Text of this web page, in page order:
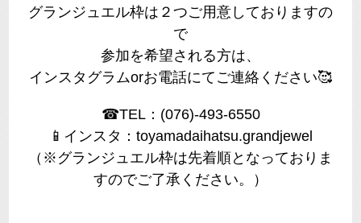
グランジュエル枠は２つご用意しておりますの
で
参加を希望される方は、
インスタグラムorお電話にてご連絡ください🥰
☎TEL：(076)-493-6550
📱インスタ：toyamadaihatsu.grandjewel
（※グランジュエル枠は先着順となっておりま
すのでご了承ください。）